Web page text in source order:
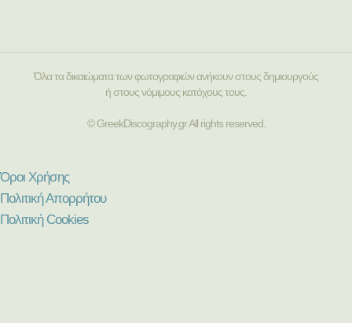
Όλα τα δικαιώματα των φωτογραφιών ανήκουν στους δημιουργούς
ή στους νόμιμους κατόχους τους.
© GreekDiscography.gr All rights reserved.
Όροι Χρήσης
Πολιτική Απορρήτου
Πολιτική Cookies